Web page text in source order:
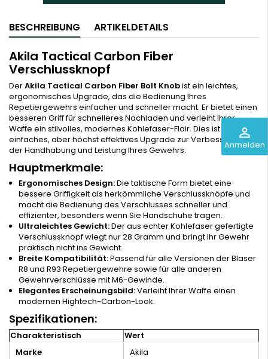
perm_identity
Anmelden
BESCHREIBUNG ARTIKELDETAILS
Akila Tactical Carbon Fiber
Verschlussknopf
DerAkila Tactical Carbon Fiber Bolt Knobist ein leichtes,
ergonomisches Upgrade, das die Bedienung Ihres
Repetiergewehrs einfacher und schneller macht. Er bietet einen
besseren Griff für schnelleres Nachladen und verleiht Ihrer
Waffe ein stilvolles, modernes Kohlefaser-Flair. Dies ist ein
einfaches, aber höchst effektives Upgrade zur Verbesserung
der Handhabung und Leistung Ihres Gewehrs.
Hauptmerkmale:
Ergonomisches Design:Die taktische Form bietet eine
bessere Griffigkeit als herkömmliche Verschlussknöpfe und
macht die Bedienung des Verschlusses schneller und
effizienter, besonders wenn Sie Handschuhe tragen.
Ultraleichtes Gewicht:Der aus echter Kohlefaser gefertigte
Verschlussknopf wiegt nur 28 Gramm und bringt Ihr Gewehr
praktisch nicht ins Gewicht.
Breite Kompatibilität:Passend für alle Versionen der Blaser
R8 und R93 Repetiergewehre sowie für alle anderen
Gewehrverschlüsse mit M6-Gewinde.
Elegantes Erscheinungsbild:Verleiht Ihrer Waffe einen
modernen Hightech-Carbon-Look.
Spezifikationen:
Charakteristisch
Wert
Marke
Akila